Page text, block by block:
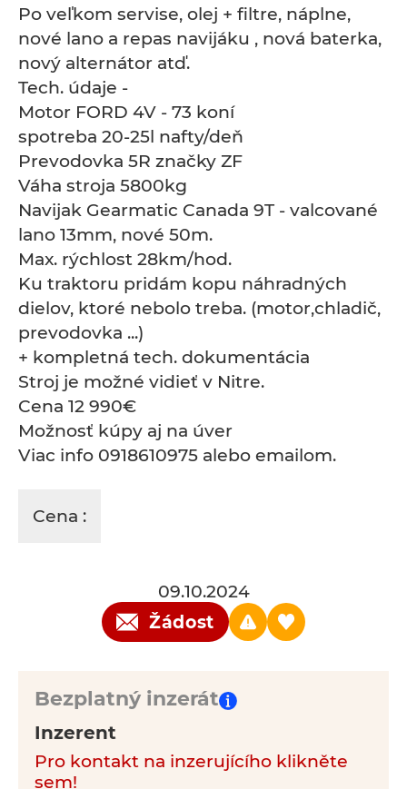
Po veľkom servise, olej + filtre, náplne,
nové lano a repas navijáku , nová baterka,
nový alternátor atď.
Tech. údaje -
Motor FORD 4V - 73 koní
spotreba 20-25l nafty/deň
Prevodovka 5R značky ZF
Váha stroja 5800kg
Navijak Gearmatic Canada 9T - valcované
lano 13mm, nové 50m.
Max. rýchlost 28km/hod.
Ku traktoru pridám kopu náhradných
dielov, ktoré nebolo treba. (motor,chladič,
prevodovka ...)
+ kompletná tech. dokumentácia
Stroj je možné vidieť v Nitre.
Cena 12 990€
Možnosť kúpy aj na úver
Viac info 0918610975 alebo emailom.
Cena :
09.10.2024
Žádost
Bezplatný inzerát
Inzerent
Pro kontakt na inzerujícího klikněte
sem!